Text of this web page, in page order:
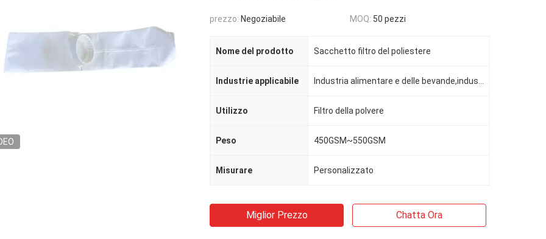
prezzo: Negoziabile MOQ: 50 pezzi
Nome del prodotto Sacchetto filtro del poliestere
Industrie applicabile
Utilizzo Filtro della polvere
Peso 450GSM~550GSM
Misurare Personalizzato
Miglior Prezzo Chatta Ora